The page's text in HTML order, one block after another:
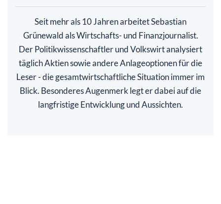
Seit mehr als 10 Jahren arbeitet Sebastian
Grünewald als Wirtschafts- und Finanzjournalist.
Der Politikwissenschaftler und Volkswirt analysiert
täglich Aktien sowie andere Anlageoptionen für die
Leser - die gesamtwirtschaftliche Situation immer im
Blick. Besonderes Augenmerk legt er dabei auf die
langfristige Entwicklung und Aussichten.